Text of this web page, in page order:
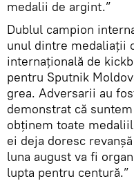
medalii de argint.”
Dublul campion
unul dintre medaliații
internațională de
pentru Sputnik
grea. Adversarii au
demonstrat că
obținem toate
ei deja doresc
luna august va fi
lupta pentru centură.”